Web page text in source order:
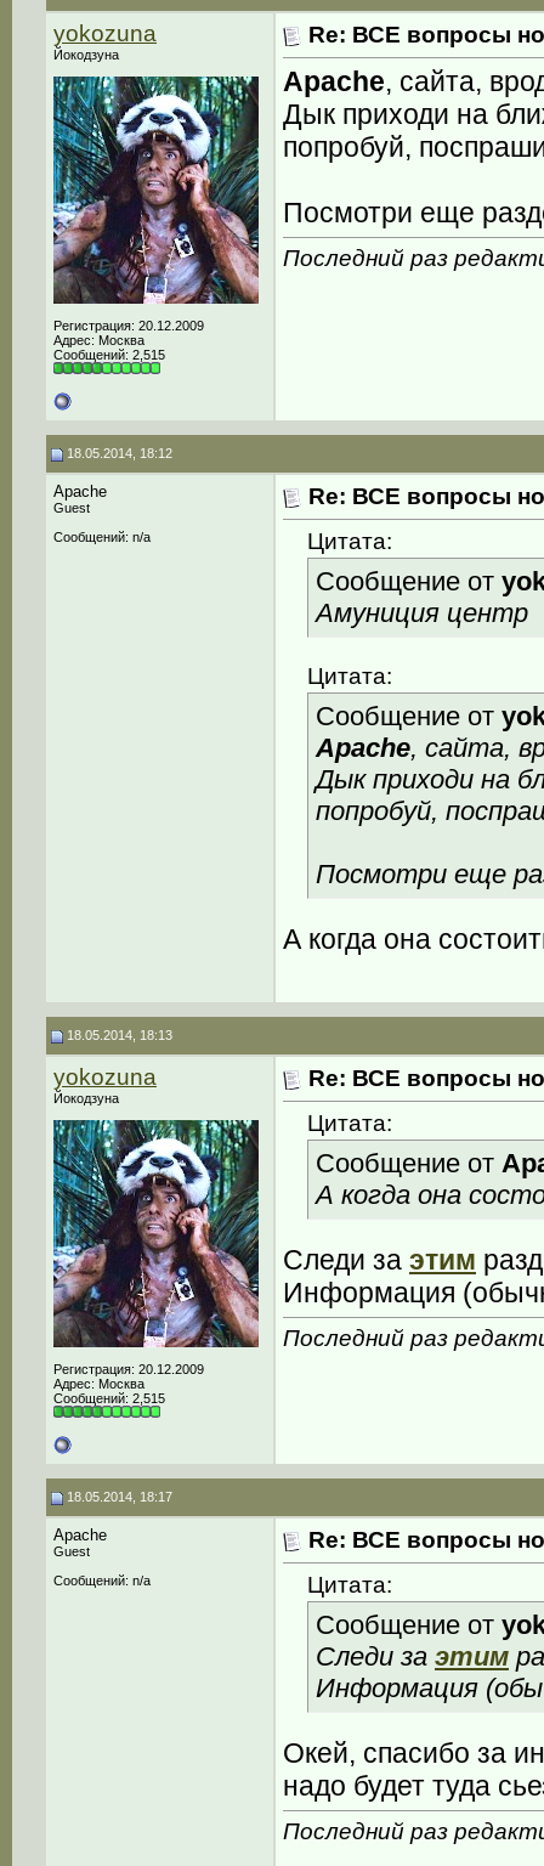
yokozuna
Йокодзуна
Регистрация: 20.12.2009
Адрес: Москва
Сообщений: 2,515
Re: ВСЕ вопросы
Apache, сайта,
Дык приходи на
попробуй,
Посмотри еще
Последний раз
18.05.2014, 18:12
Apache
Guest
Сообщений: n/a
Re: ВСЕ вопросы
Цитата:
Сообщение от
Амуниция центр
Цитата:
Сообщение от
Apache, сайта,
Дык приходи на
попробуй,
Посмотри еще
А когда она
18.05.2014, 18:13
yokozuna
Йокодзуна
Регистрация: 20.12.2009
Адрес: Москва
Сообщений: 2,515
Re: ВСЕ вопросы
Цитата:
Сообщение от
А когда она
Следи за этим
Информация
Последний раз
18.05.2014, 18:17
Apache
Guest
Сообщений: n/a
Re: ВСЕ вопросы
Цитата:
Сообщение от
Следи за этим
Информация
Окей, спасибо за
надо будет туда
Последний раз